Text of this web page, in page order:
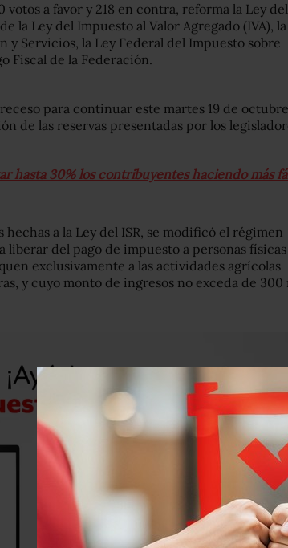
a favor y 218 en contra, reforma la Ley del
la Ley del Impuesto al Valor Agregado (IVA),
y Servicios, la Ley Federal del Impuesto sobre
Fiscal de la Federación.
para continuar este martes 19 de
de las reservas presentadas por los
hasta 30% los contribuyentes haciendo más
a la Ley del ISR, se modificó el régimen
liberar del pago de impuesto a personas
exclusivamente a las actividades agrícolas
y cuyo monto de ingresos no exceda de 300